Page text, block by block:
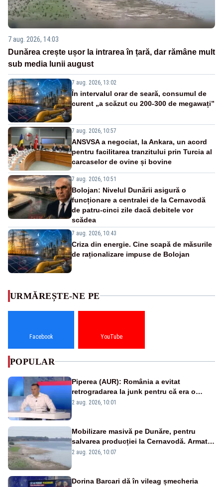
7 aug. 2026, 14:03
Dunărea crește ușor la intrarea în țară, dar rămâne mult
sub media lunii august
7 aug. 2026, 13:02
În intervalul orar de seară, consumul de
curent „a scăzut cu 200-300 de megawați”
7 aug. 2026, 10:57
ANSVSA a negociat, la Ankara, un acord
pentru facilitarea tranzitului prin Turcia al
carcaselor de ovine și bovine
7 aug. 2026, 10:51
Bolojan: Nivelul Dunării asigură o
funcționare a centralei de la Cernavodă
de patru-cinci zile dacă debitele vor
scădea
7 aug. 2026, 10:43
Criza din energie. Cine scapă de măsurile
de raționalizare impuse de Bolojan
URMĂREȘTE-NE PE
Facebook YouTube
POPULAR
Piperea (AUR): România a evitat
retrogradarea la junk pentru că era o
catastrofă pentru bănci și fondurile de
2 aug. 2026, 10:01
Mobilizare masivă pe Dunăre, pentru
salvarea producției la Cernavodă. Armata
va detona o stâncă și va devia apa
2 aug. 2026, 10:07
Dorina Barcari dă în vileag șmecheria